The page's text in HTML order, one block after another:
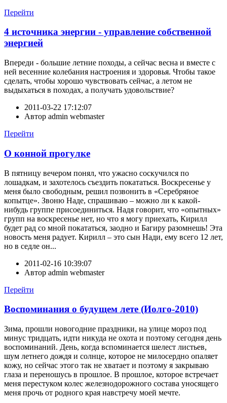
Перейти
4 источника энергии - управление собственной
энергией
Впереди - большие летние походы, а сейчас весна и вместе с
ней весенние колебания настроения и здоровья. Чтобы такое
сделать, чтобы хорошо чувствовать сейчас, а летом не
выдыхаться в походах, а получать удовольствие?
2011-03-22 17:12:07
Автор admin webmaster
Перейти
О конной прогулке
В пятницу вечером понял, что ужасно соскучился по
лошадкам, и захотелось съездить покататься. Воскресенье у
меня было свободным, решил позвонить в «Серебряное
копытце». Звоню Наде, спрашиваю – можно ли к какой-
нибудь группе присоединиться. Надя говорит, что «опытных»
групп на воскресенье нет, но что я могу приехать, Кирилл
будет рад со мной покататься, заодно и Багиру разомнешь! Эта
новость меня радует. Кирилл – это сын Нади, ему всего 12 лет,
но в седле он...
2011-02-16 10:39:07
Автор admin webmaster
Перейти
Воспоминания о будущем лете (Иолго-2010)
Зима, прошли новогодние праздники, на улице мороз под
минус тридцать, идти никуда не охота и поэтому сегодня день
воспоминаний. День, когда вспоминается шелест листьев,
шум летнего дождя и солнце, которое не милосердно опаляет
кожу, но сейчас этого так не хватает и поэтому я закрываю
глаза и переношусь в прошлое. В прошлое, которое встречает
меня перестуком колес железнодорожного состава уносящего
меня прочь от родного края навстречу моей мечте.